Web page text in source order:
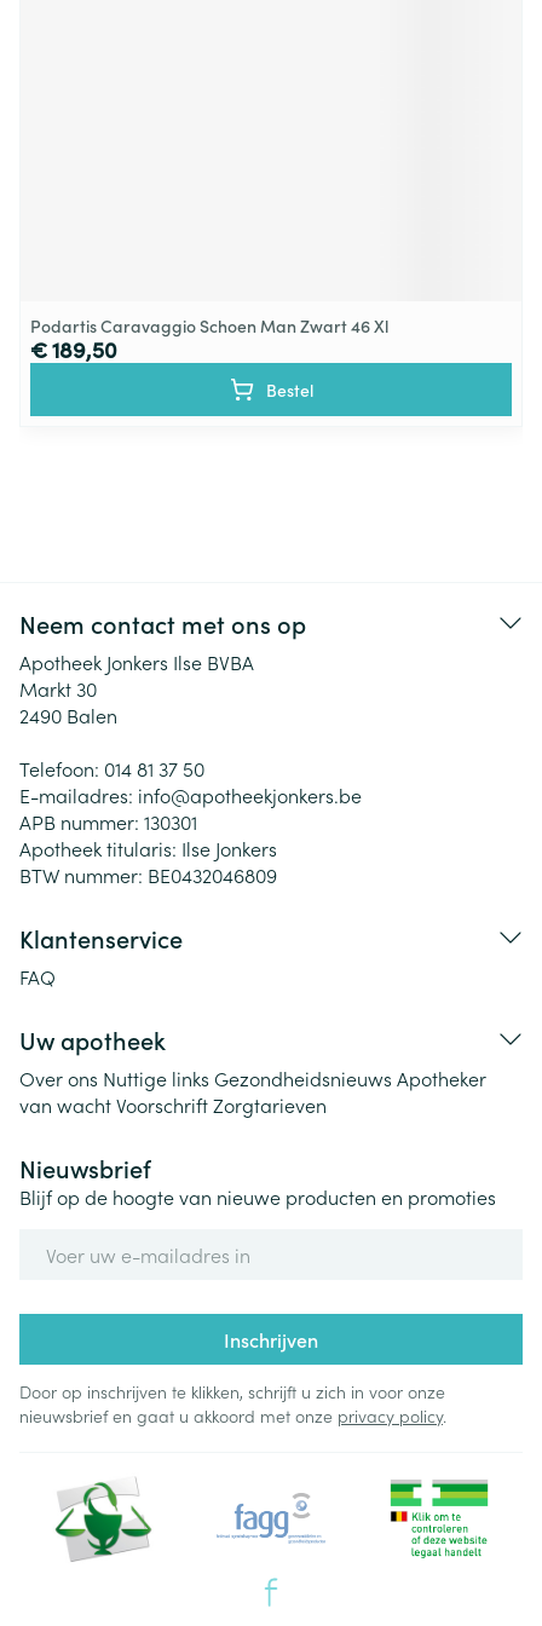
Podartis Caravaggio Schoen Man Zwart 46 Xl
€ 189,50
Bestel
Neem contact met ons op
Apotheek Jonkers Ilse BVBA
Markt 30
2490 Balen
Telefoon: 014 81 37 50
E-mailadres: info@apotheekjonkers.be
APB nummer: 130301
Apotheek titularis: Ilse Jonkers
BTW nummer: BE0432046809
Klantenservice
FAQ
Uw apotheek
Over ons Nuttige links Gezondheidsnieuws Apotheker
van wachtVoorschriftZorgtarieven
Nieuwsbrief
Blijf op de hoogte van nieuwe producten en promoties
Inschrijven
Door op inschrijven te klikken, schrijft u zich in voor onze
nieuwsbrief en gaat u akkoord met onze privacy policy.